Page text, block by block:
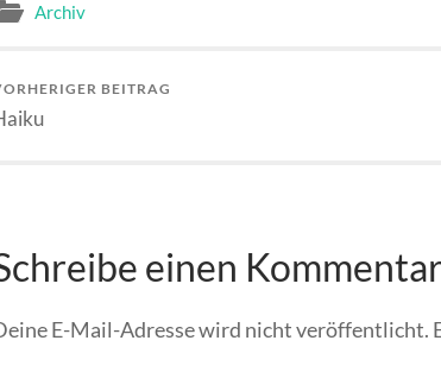
Archiv
BEITRAG
einen Kommentar
E-Mail-Adresse wird nicht veröffentlicht.